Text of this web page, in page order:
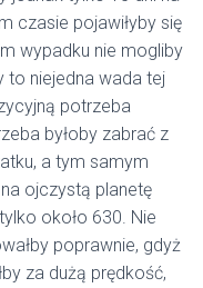
czasie pojawiłyby się
wypadku nie mogliby
to niejedna wada tej
potrzeba
byłoby zabrać z
a tym samym
ojczystą planetę
około 630. Nie
poprawnie, gdyż
za dużą prędkość,